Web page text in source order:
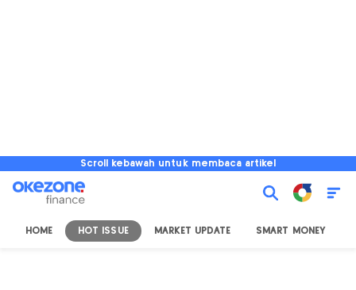
Scroll kebawah untuk membaca artikel
HOME HOT ISSUE MARKET UPDATE SMART MONEY